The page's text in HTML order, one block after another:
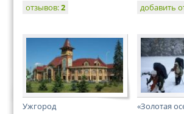
отзывов:2
добавить
Ужгород «Золотая